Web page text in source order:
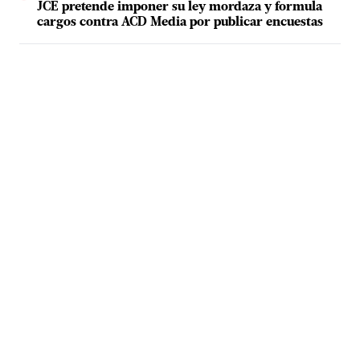
JCE pretende imponer su ley mordaza y formula
cargos contra ACD Media por publicar encuestas